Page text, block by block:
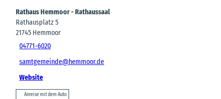
Rathaus Hemmoor - Rathaussaal
Rathausplatz 5
21745 Hemmoor
04771-6020
samtgemeinde@hemmoor.de
Website
Anreise mit dem Auto